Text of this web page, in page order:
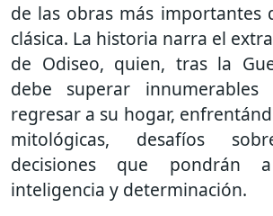
de las obras más importantes
clásica. La historia narra el
de Odiseo, quien, tras la
debe superar innumerables
regresar a su hogar,
mitológicas, desafíos
decisiones que pondrán
inteligencia y determinación.